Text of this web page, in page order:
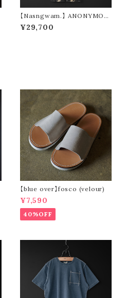
【Nasngwam.】 ANONYMOU
S PANTS (size M)
¥29,700
【blue over】fosco (velour)
¥7,590
40%OFF